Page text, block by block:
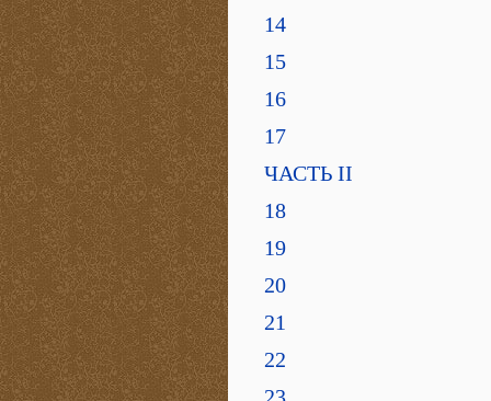
14
15
16
17
ЧАСТЬ II
18
19
20
21
22